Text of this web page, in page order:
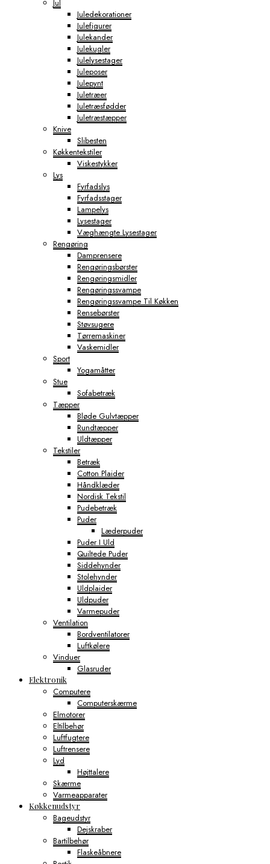
Jul
Juledekorationer
Julefigurer
Julekander
Julekugler
Julelysestager
Juleposer
Julepynt
Juletræer
Juletræsfødder
Juletræstæpper
Knive
Slibesten
Køkkentekstiler
Viskestykker
Lys
Fyrfadslys
Fyrfadsstager
Lampelys
Lysestager
Væghængte Lysestager
Rengøring
Damprensere
Rengøringsbørster
Rengøringsmidler
Rengøringssvampe
Rengøringssvampe Til Køkken
Rensebørster
Støvsugere
Tørremaskiner
Vaskemidler
Sport
Yogamåtter
Stue
Sofabetræk
Tæpper
Bløde Gulvtæpper
Rundtæpper
Uldtæpper
Tekstiler
Betræk
Cotton Plaider
Håndklæder
Nordisk Tekstil
Pudebetræk
Puder
Læderpuder
Puder I Uld
Quiltede Puder
Siddehynder
Stolehynder
Uldplaider
Uldpuder
Varmepuder
Ventilation
Bordventilatorer
Luftkølere
Vinduer
Glasruder
Elektronik
Computere
Computerskærme
Elmotorer
Eltilbehør
Luftfugtere
Luftrensere
Lyd
Højttalere
Skærme
Varmeapparater
Køkkenudstyr
Bageudstyr
Dejskraber
Bartilbehør
Flaskeåbnere